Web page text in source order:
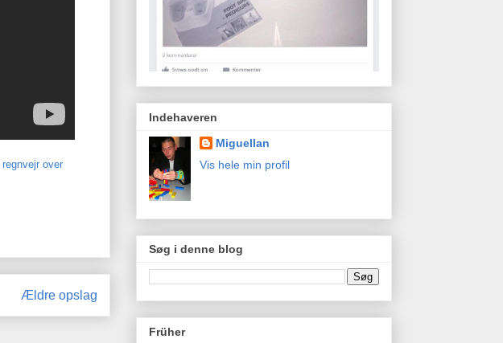
regnvejr over
Ældre opslag
Indehaveren
Miguellan
Vis hele min profil
Søg i denne blog
Früher